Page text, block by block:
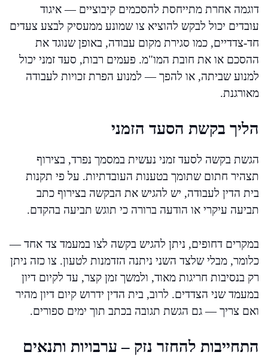
דוגמה אחרת מתייחסת להסכמים קיבוציים — איגוד
עובדים יכול לבקש להוציא צו שמונע ממעסיק לבצע צעדים
חד-צדדיים, כמו סגירת מקום עבודה, באופן שנוגד את
ההסכם או את חובת המו"מ. פעמים רבות, סעד זמני יכול
למנוע שביתה, או להפך — למנוע הפרת זכויות לעבודה
מאורגנת.
הליך בקשת הסעד הזמני
הגשת בקשה לסעד זמני נעשית במסמך נפרד, בצירוף
תצהיר חתום שתומך בטענות העובדתיות. על פי תקנות
בית הדין לעבודה, יש להגיש את הבקשה בצירוף כתב
תביעה עיקרי או הודעה ברורה כי תוגש תביעה בהקדם.
במקרים דחופים, ניתן להגיש בקשה לצו במעמד צד אחד —
כלומר, מבלי שלצד השני ניתנה הזדמנות לטעון. צו כזה ניתן
רק בנסיבות חריגות מאוד, ולמשך זמן קצר, עד לקיום דיון
במעמד שני הצדדים. לרוב, בית הדין ידרוש קיום דיון מהיר
ואם צריך — גם הגשת תגובה בכתב תוך ימים ספורים.
התחייבות להחזר נזק – ערבויות ותנאים